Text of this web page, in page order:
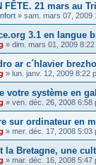
FÊTE. 21 mars au
» sam. mars 07, 2009
3.1 en langue
» dim. mars 01, 2009 8:22
ar c´hlavier
» lun. janv. 12, 2009 8:22
votre système en
» ven. déc. 26, 2008 6:58
sur ordinateur en
» mer. déc. 17, 2008 5:03
la Bretagne, une
» mar. déc. 16, 2008 5:47